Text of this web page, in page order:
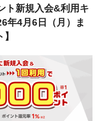
ト新規入会&利用キ
年4月6日（月）ま